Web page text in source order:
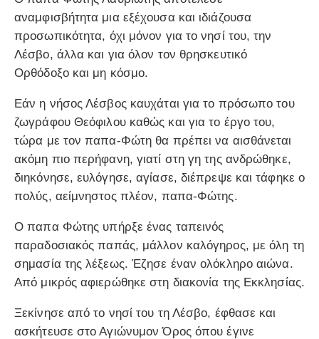
αναμφισβήτητα μια εξέχουσα και ιδιάζουσα
προσωπικότητα, όχι μόνον για το νησί του, την
Λέσβο, άλλα και για όλον τον θρησκευτικό
Ορθόδοξο και μη κόσμο.
Εάν η νήσος Λέσβος καυχάται για το πρόσωπο του
ζωγράφου Θεόφιλου καθώς και για το έργο του,
τώρα με τον παπα-Φώτη θα πρέπει να αισθάνεται
ακόμη πιο περήφανη, γιατί στη γη της ανδρώθηκε,
διηκόνησε, ευλόγησε, αγίασε, διέπρεψε και τάφηκε ο
πολύς, αείμνηστος πλέον, παπα-Φώτης.
Ο παπα Φώτης υπήρξε ένας ταπεινός
παραδοσιακός παπάς, μάλλον καλόγηρος, με όλη τη
σημασία της λέξεως. Έζησε έναν ολόκληρο αιώνα.
Από μικρός αφιερώθηκε στη διακονία της Εκκλησίας.
Ξεκίνησε από το νησί του τη Λέσβο, έφθασε και
ασκήτευσε στο Αγιώνυμον Όρος όπου έγινε